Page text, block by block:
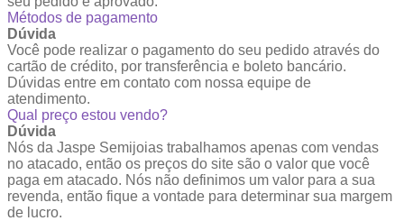
Métodos de pagamento
Dúvida
Você pode realizar o pagamento do seu pedido através do
cartão de crédito, por transferência e boleto bancário.
Dúvidas entre em contato com nossa equipe de
atendimento.
Qual preço estou vendo?
Dúvida
Nós da Jaspe Semijoias trabalhamos apenas com vendas
no atacado, então os preços do site são o valor que você
paga em atacado. Nós não definimos um valor para a sua
revenda, então fique a vontade para determinar sua margem
de lucro.